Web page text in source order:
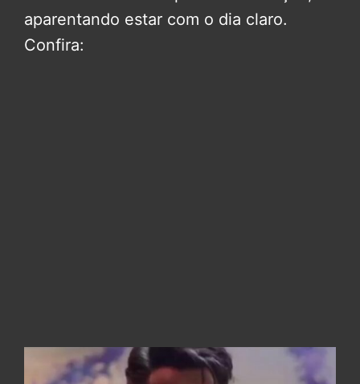
aparentando estar com o dia claro.
Confira: